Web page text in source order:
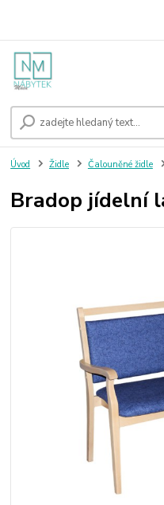
Úvod Židle Čalouněné židle
Bradop jídelní